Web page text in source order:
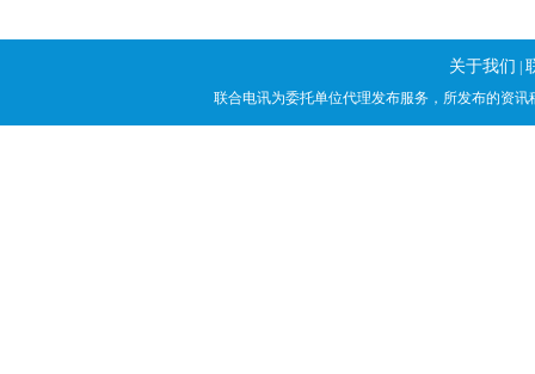
关于我们
联合电讯为委托单位代理发布服务，所发布的资